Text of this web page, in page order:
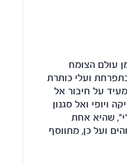
עולם הצומח
ועלי כותרת
על חיבור אל
ויופי ואל סגנון
שהיא אחת
ועל כן, מתווסף